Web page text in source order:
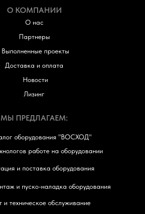
О КОМПАНИИ
О нас
Партнеры
Выполненные проекты
Новости
Доставка и оплата
Лизинг
МЫ ПРЕДЛАГАЕМ:
оборудования "ВОСХОД"
и поставка оборудования
и пуско-наладка оборудования
работе на оборудовании
и техническое обслуживание